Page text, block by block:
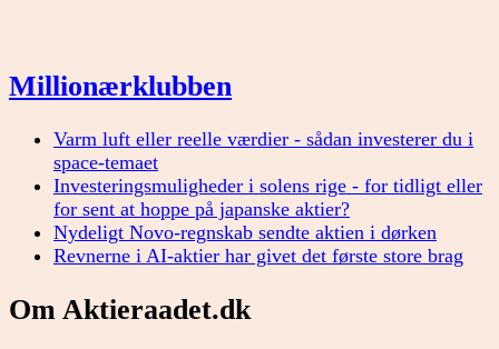
Millionærklubben
Varm luft eller reelle værdier - sådan investerer du i
space-temaet
Investeringsmuligheder i solens rige - for tidligt eller
for sent at hoppe på japanske aktier?
Nydeligt Novo-regnskab sendte aktien i dørken
Revnerne i AI-aktier har givet det første store brag
Om Aktieraadet.dk